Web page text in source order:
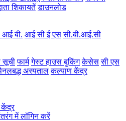
शिकायतें डाउनलोड
आई बी. आई सी ई एस सी.बी.आई.सी
सूची फार्म गेस्ट हाउस बुकिंग केसेस सी एस
अस्पताल कल्याण केंद्र
केंद्र
में लॉगिन करें